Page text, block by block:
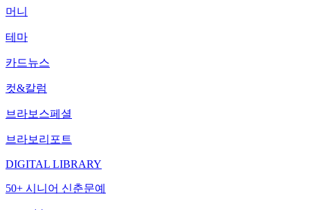
머니
테마
카드뉴스
컷&칼럼
브라보스페셜
브라보리포트
DIGITAL LIBRARY
50+ 시니어 신춘문예